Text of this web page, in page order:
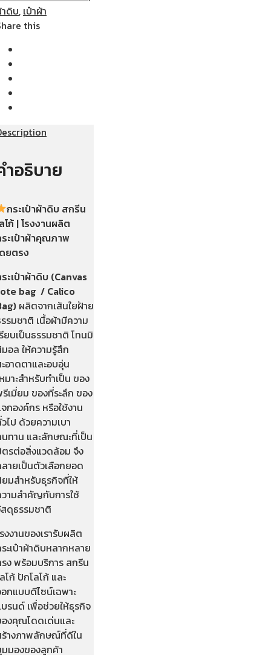
ดิบ, เป๋าผ้า
this
ำอธิบาย
กระเป๋าผ้าดิบ สกรีน
โก้ | โรงงานผลิต
ะเป๋าผ้าคุณภาพ
ยตรง
ะเป๋าผ้าดิบ (Canvas
bag / Calico
ผลิตจากเส้นใยฝ้าย
รมชาติ เนื้อผ้ามีความ
ยบเป็นธรรมชาติ โทนมิ
อล ให้ความรู้สึก
อาดตาและอบอุ่น
มาะสำหรับทำเป็น ของ
เมี่ยม ของที่ระลึก ของ
กองค์กร หรือใช้งาน
ไป ด้วยความเบา
ทาน และลักษณะที่เป็น
รต่อสิ่งแวดล้อม จึง
ายเป็นตัวเลือกยอด
มสำหรับธุรกิจที่ให้
ามสำคัญกับการใช้
ดุธรรมชาติ
งงานของเรารับผลิต
ะเป๋าผ้าดิบหลากหลาย
ง พร้อมบริการ สกรีน
โก้ ปักโลโก้ และ
กแบบดีไซน์เฉพาะ
รนด์ เพื่อช่วยให้ธุรกิจ
งคุณโดดเด่นและ
างภาพลักษณ์ที่ดีใน
มองของลูกค้า